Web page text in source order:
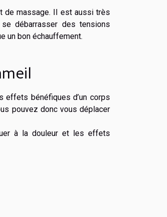
de massage. Il est aussi très
débarrasser des tensions
un bon échauffement.
effets bénéfiques d’un corps
pouvez donc vous déplacer
à la douleur et les effets